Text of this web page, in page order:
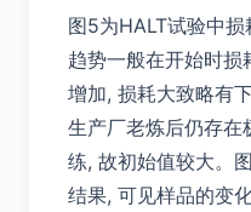
图5为HALT试验中
趋势一般在开始时损
增加, 损耗大致略有
生产厂老炼后仍存在
练, 故初始值较大。
结果, 可见样品的变化